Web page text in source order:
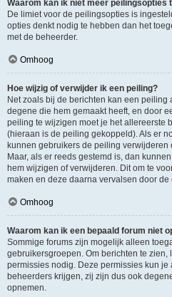
Waarom kan ik niet meer peilingsopties
De limiet voor de peilingsopties is
opties denkt nodig te hebben dan het
met de beheerder.
Omhoog
Hoe wijzig of verwijder ik een peiling?
Net zoals bij de berichten kan een
degene die hem gemaakt heeft, en door
peiling te wijzigen moet je het allereerste
(hieraan is de peiling gekoppeld). Als er
kunnen gebruikers de peiling
Maar, als er reeds gestemd is, dan
hem wijzigen of verwijderen. Dit om te
maken en deze daarna vervalsen door de
Omhoog
Waarom kan ik een bepaald forum niet
Sommige forums zijn mogelijk alleen
gebruikersgroepen. Om berichten te
permissies nodig. Deze permissies kun je
beheerders krijgen, zij zijn dus ook
opnemen.